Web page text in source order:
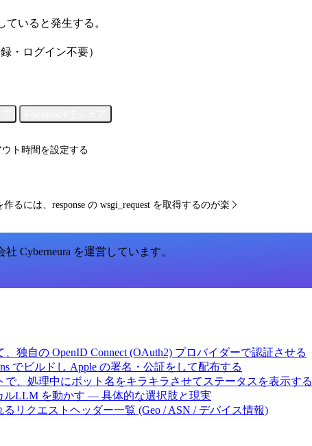
ていると発生する。
録・ログイン不要）
ウト時間を設定する
るには、response の wsgi_request を取得するのが楽
Cyberneura を運営しています。
、独自の OpenID Connect (OAuth2) プロバイダーで認証させる
でビルドし Apple の署名・公証をして配布する
で、処理中にボット名をキラキラさせてステータスを表示する
ルLLM を動かす — 具体的な選択肢と現実
るリクエストヘッダー一覧 (Geo / ASN / デバイス情報)